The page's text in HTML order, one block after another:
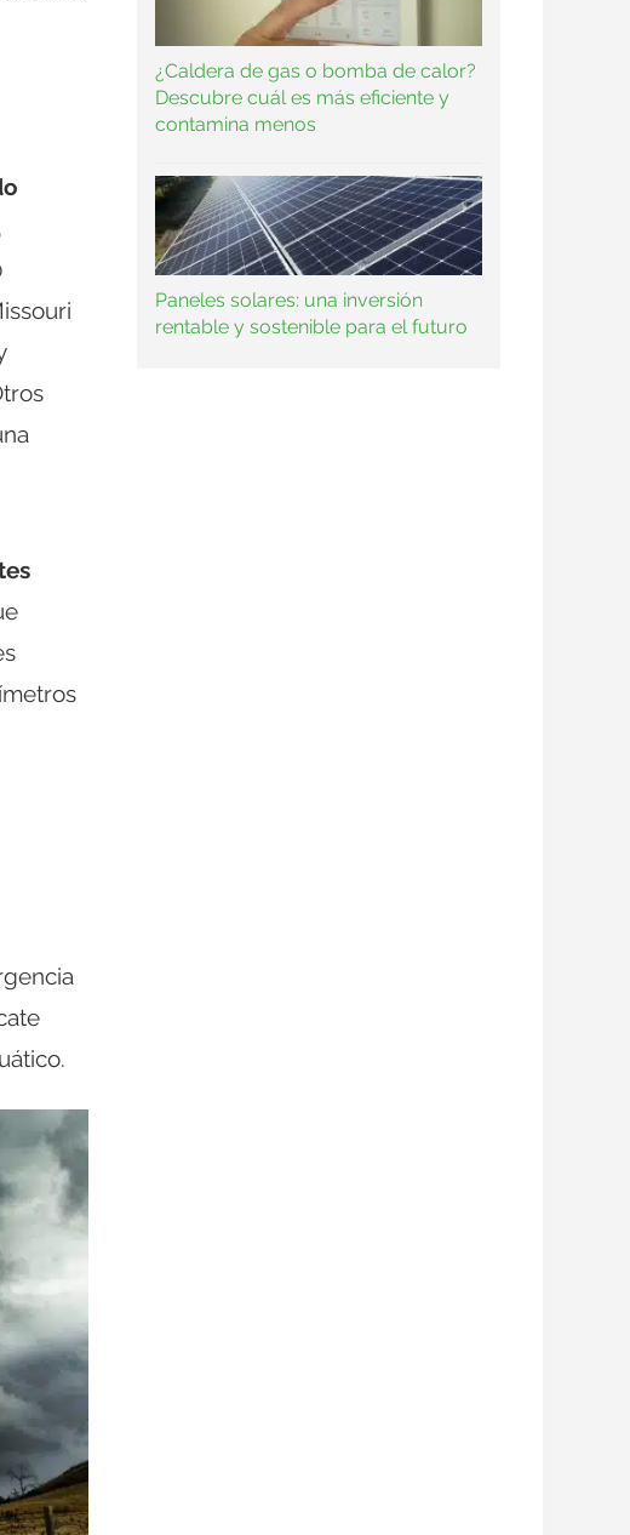
¿Caldera de gas o bomba de calor?
Descubre cuál es más eficiente y
contamina menos
Paneles solares: una inversión
rentable y sostenible para el futuro